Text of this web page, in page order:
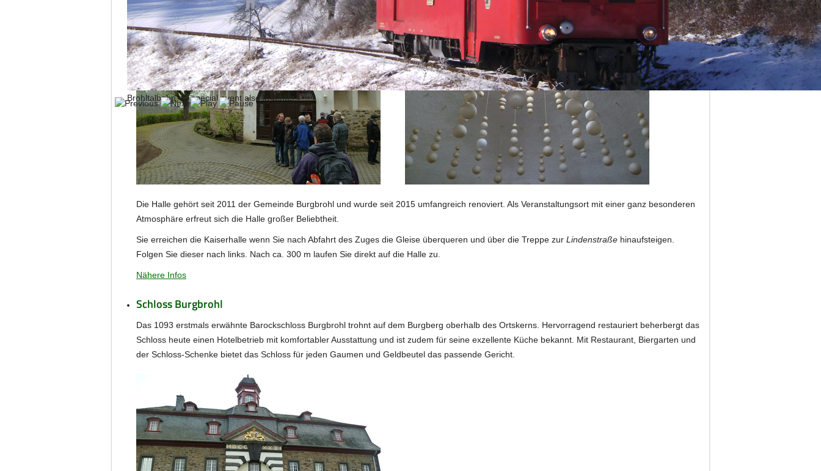
Brohltalbahn - a special event also in winter.
Die Halle gehört seit 2011 der Gemeinde Burgbrohl und wurde seit 2015 umfangreich renoviert. Als Veranstaltungsort mit einer ganz besonderen
Atmosphäre erfreut sich die Halle großer Beliebtheit.
Sie erreichen die Kaiserhalle wenn Sie nach Abfahrt des Zuges die Gleise überqueren und über die Treppe zur Lindenstraße hinaufsteigen.
Folgen Sie dieser nach links. Nach ca. 300 m laufen Sie direkt auf die Halle zu.
Nähere Infos
Schloss Burgbrohl
Das 1093 erstmals erwähnte Barockschloss Burgbrohl trohnt auf dem Burgberg oberhalb des Ortskerns. Hervorragend restauriert beherbergt das
Schloss heute einen Hotelbetrieb mit komfortabler Ausstattung und ist zudem für seine exzellente Küche bekannt. Mit Restaurant, Biergarten und
der Schloss-Schenke bietet das Schloss für jeden Gaumen und Geldbeutel das passende Gericht.